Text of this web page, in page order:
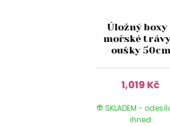
Úložný boxy
mořské
oušky 50cm
1,019 Kč
SKLADEM -
ihned